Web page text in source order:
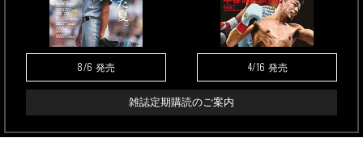
8/6 発売 4/16 発売
雑誌定期購読のご案内